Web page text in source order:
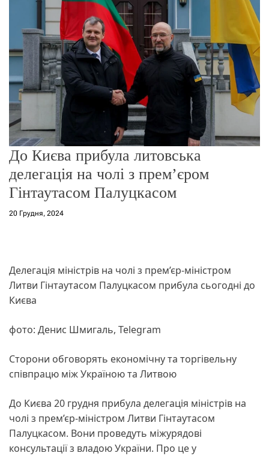
и
м
у
До Києва прибула литовська
делегація на чолі з прем’єром
Гінтаутасом Палуцкасом
20 Грудня, 2024
Делегація міністрів на чолі з прем’єр-міністром
Литви Гінтаутасом Палуцкасом прибула сьогодні до
Києва
фото: Денис Шмигаль, Telegram
Cторони обговорять економічну та торгівельну
співпрацю між Україною та Литвою
До Києва 20 грудня прибула делегація міністрів на
чолі з прем’єр-міністром Литви Гінтаутасом
Палуцкасом. Вони проведуть міжурядові
консультації з владою України. Про це у